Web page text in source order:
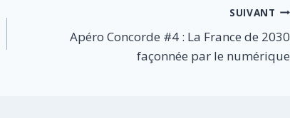
SUIVANT
Apéro Concorde #4 : La France de 2030
façonnée par le numérique